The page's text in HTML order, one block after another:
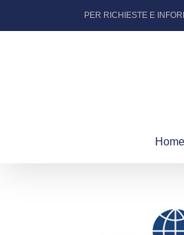
PER RICHIESTE E
Home